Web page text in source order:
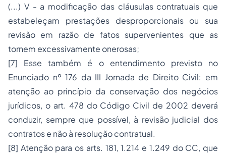
(...) V - a modificação das cláusulas contratuais que
estabeleçam prestações desproporcionais ou sua
revisão em razão de fatos supervenientes que as
tornem excessivamente onerosas;
[7] Esse também é o entendimento previsto no
Enunciado nº 176 da III Jornada de Direito Civil: em
atenção ao princípio da conservação dos negócios
jurídicos, o art. 478 do Código Civil de 2002 deverá
conduzir, sempre que possível, à revisão judicial dos
contratos e não à resolução contratual.
[8] Atenção para os arts. 181, 1.214 e 1.249 do CC, que